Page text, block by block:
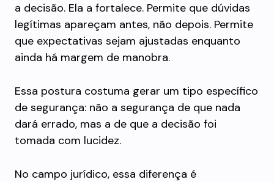
a decisão. Ela a fortalece. Permite que dúvidas
legítimas apareçam antes, não depois. Permite
que expectativas sejam ajustadas enquanto
ainda há margem de manobra.
Essa postura costuma gerar um tipo específico
de segurança: não a segurança de que nada
dará errado, mas a de que a decisão foi
tomada com lucidez.
No campo jurídico, essa diferença é